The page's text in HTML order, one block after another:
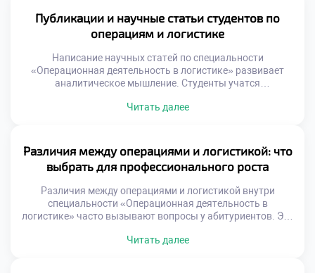
конкурентное преимущество на рынке. Выпускники с
опытом работы ценятся значительно выше новичков без
практики. Теоретические знания […]
Публикации и научные статьи студентов по
операциям и логистике
Написание научных статей по специальности
«Операционная деятельность в логистике» развивает
аналитическое мышление. Студенты учатся
выводы письменно. Публикация является официальным
становления будущего специалиста. Научный текст
требует точности, ясности и доказательности изложения.
Многие студенты ошибочно считают публикации уделом
опытных ученых. Однако студенческие работы часто […]
Читать далее
Различия между операциями и логистикой: что
выбрать для профессионального роста
Различия между операциями и логистикой внутри
специальности «Операционная деятельность в
логистике» часто вызывают вопросы у абитуриентов. Эти
функциональный фокус. Понимание нюансов помогает
Читать далее